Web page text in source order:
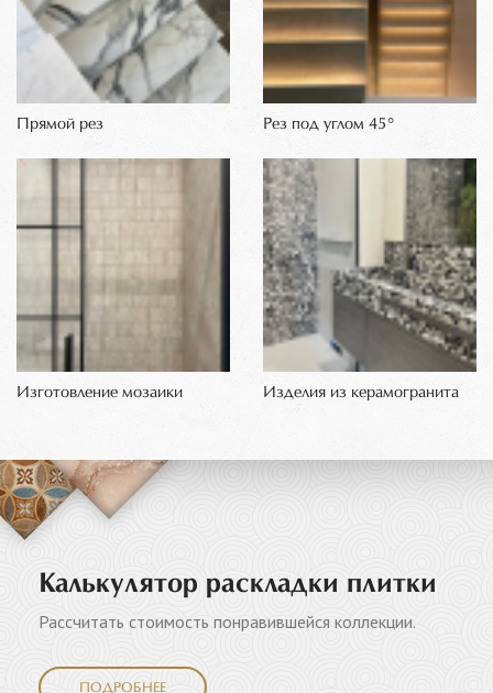
Прямой рез Рез под углом 45°
Изготовление мозаики Изделия из керамогранита
Калькулятор раскладки плитки
Рассчитать стоимость понравившейся коллекции.
ПОДРОБНЕЕ